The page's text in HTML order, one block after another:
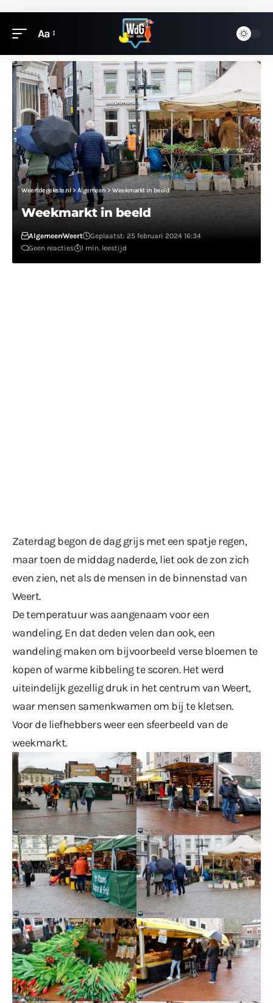
Aa
Weertdegekste.nl> Algemeen> Weekmarkt in beeld
Weekmarkt in beeld
AlgemeenWeert
Geplaatst: 25 februari 2024 16:34
Geen reacties
1 min. leestijd
Zaterdag begon de dag grijs met een spatje regen,
maar toen de middag naderde, liet ook de zon zich
even zien, net als de mensen in de binnenstad van
Weert.
De temperatuur was aangenaam voor een
wandeling. En dat deden velen dan ook, een
wandeling maken om bijvoorbeeld verse bloemen te
kopen of warme kibbeling te scoren. Het werd
uiteindelijk gezellig druk in het centrum van Weert,
waar mensen samenkwamen om bij te kletsen.
Voor de liefhebbers weer een sfeerbeeld van de
weekmarkt.